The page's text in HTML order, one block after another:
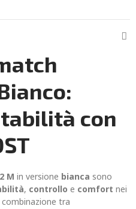
con
M in versione bianca sono
, controllo e comfort nei
tra